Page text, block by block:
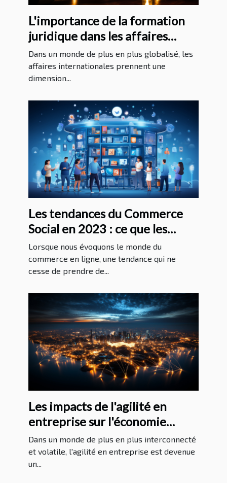
L'importance de la formation
juridique dans les affaires
internationales
Dans un monde de plus en plus globalisé, les
affaires internationales prennent une
dimension...
Les tendances du Commerce
Social en 2023 : ce que les
entreprises doivent savoir pour
réussir
Lorsque nous évoquons le monde du
commerce en ligne, une tendance qui ne
cesse de prendre de...
Les impacts de l'agilité en
entreprise sur l'économie
mondiale
Dans un monde de plus en plus interconnecté
et volatile, l'agilité en entreprise est devenue
un...